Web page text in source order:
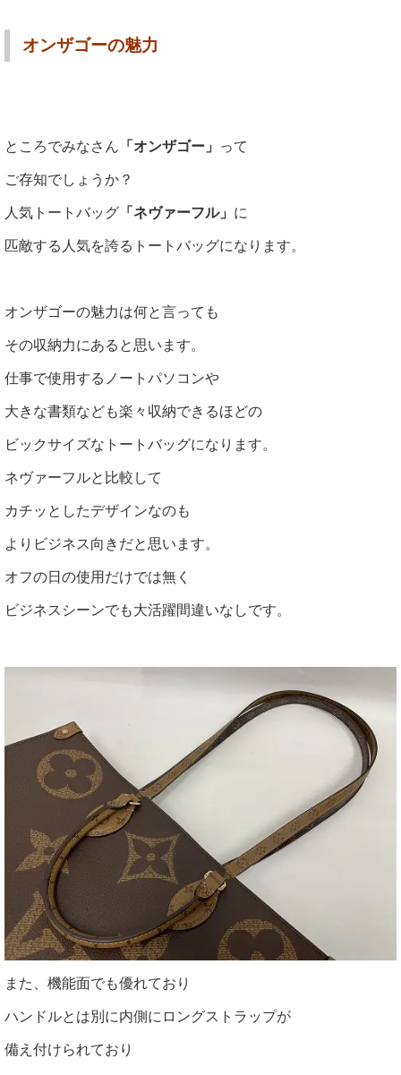
オンザゴーの魅力
ところでみなさん 「オンザゴー」 って
ご存知でしょうか？
人気トートバッグ 「ネヴァーフル」 に
匹敵する人気を誇るトートバッグになります。
オンザゴーの魅力は何と言っても
その収納力にあると思います。
仕事で使用するノートパソコンや
大きな書類なども楽々収納できるほどの
ビックサイズなトートバッグになります。
ネヴァーフルと比較して
カチッとしたデザインなのも
よりビジネス向きだと思います。
オフの日の使用だけでは無く
ビジネスシーンでも大活躍間違いなしです。
また、機能面でも優れており
ハンドルとは別に内側にロングストラップが
備え付けられており